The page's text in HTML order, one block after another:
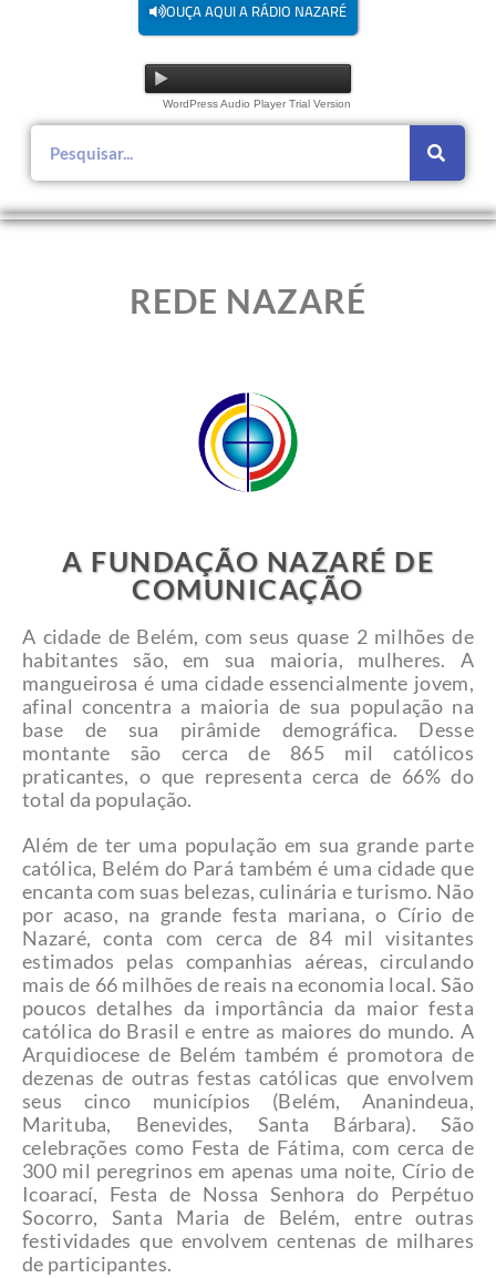
OUÇA AQUI A RÁDIO NAZARÉ
WordPress Audio Player Trial Version
REDE NAZARÉ
A FUNDAÇÃO NAZARÉ DE
COMUNICAÇÃO
A cidade de Belém, com seus quase 2 milhões de
habitantes são, em sua maioria, mulheres. A
mangueirosa é uma cidade essencialmente jovem,
afinal concentra a maioria de sua população na
base de sua pirâmide demográfica. Desse
montante são cerca de 865 mil católicos
praticantes, o que representa cerca de 66% do
total da população.
Além de ter uma população em sua grande parte
católica, Belém do Pará também é uma cidade que
encanta com suas belezas, culinária e turismo. Não
por acaso, na grande festa mariana, o Círio de
Nazaré, conta com cerca de 84 mil visitantes
estimados pelas companhias aéreas, circulando
mais de 66 milhões de reais na economia local. São
poucos detalhes da importância da maior festa
católica do Brasil e entre as maiores do mundo. A
Arquidiocese de Belém também é promotora de
dezenas de outras festas católicas que envolvem
seus cinco municípios (Belém, Ananindeua,
Marituba, Benevides, Santa Bárbara). São
celebrações como Festa de Fátima, com cerca de
300 mil peregrinos em apenas uma noite, Círio de
Icoarací, Festa de Nossa Senhora do Perpétuo
Socorro, Santa Maria de Belém, entre outras
festividades que envolvem centenas de milhares
de participantes.